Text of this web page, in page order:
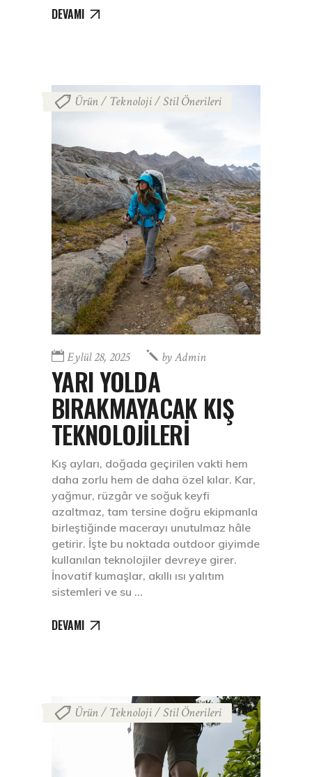
DEVAMI
Ürün / Teknoloji / Stil Önerileri
Eylül 28, 2025 byAdmin
YARI YOLDA
BIRAKMAYACAK KIŞ
TEKNOLOJİLERİ
Kış ayları, doğada geçirilen vakti hem
daha zorlu hem de daha özel kılar. Kar,
yağmur, rüzgâr ve soğuk keyfi
azaltmaz, tam tersine doğru ekipmanla
birleştiğinde macerayı unutulmaz hâle
getirir. İşte bu noktada outdoor giyimde
kullanılan teknolojiler devreye girer.
İnovatif kumaşlar, akıllı ısı yalıtım
sistemleri ve su
DEVAMI
Ürün / Teknoloji / Stil Önerileri